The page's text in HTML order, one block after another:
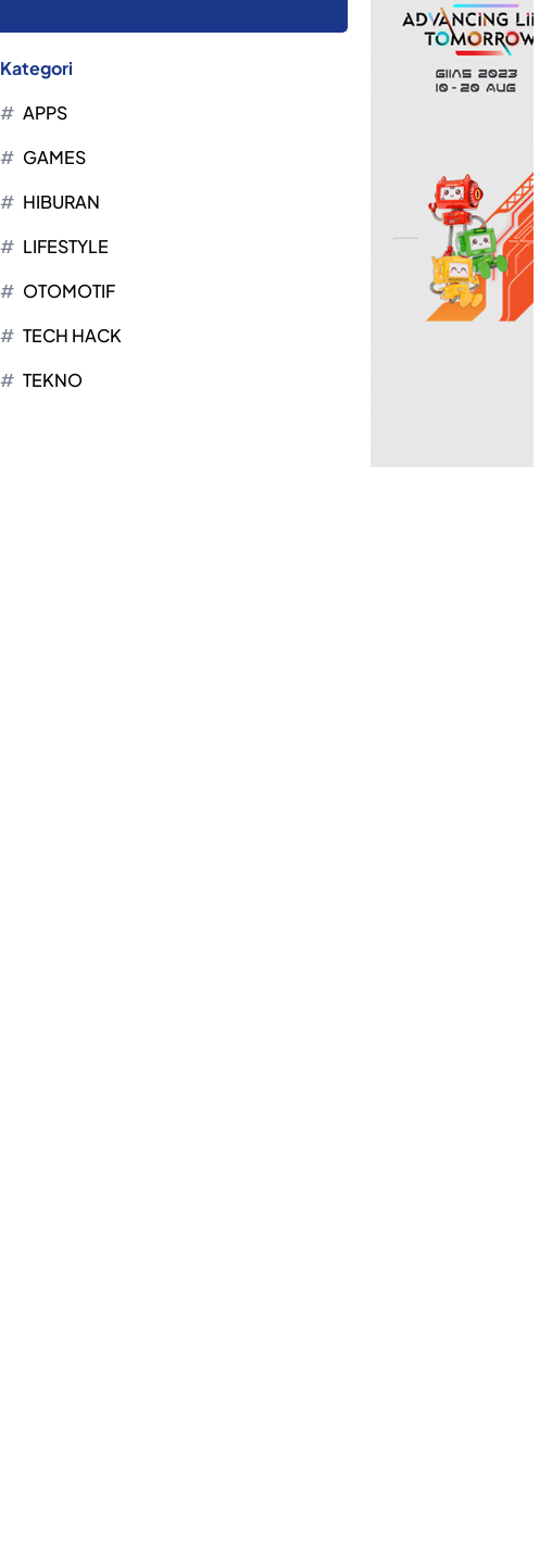
Kategori
APPS
GAMES
HIBURAN
LIFESTYLE
OTOMOTIF
TECH HACK
TEKNO